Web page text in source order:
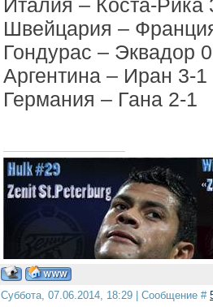
Италия – Коста-Рика
Швейцария –
Гондурас – Эквадор
Аргентина – Иран 3-1
Германия – Гана 2-1
Суббота, 07.06.2014, 18:29 | Сообщение #